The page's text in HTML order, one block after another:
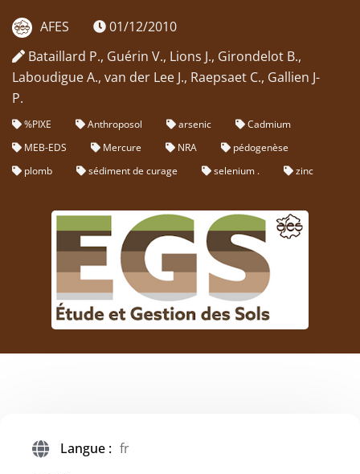
AFES
01/12/2010
Bataillard P., Guérin V., Lions J., Girondelot B.,
Laboudigue A., van der Lee J., Raepsaet C., Gallien J-
P.
%PIXE Anthroposol arsenic
Cadmium
MEB-EDS
Mercure NRA
pédogenèse
plomb
sédiment de curage selenium . zinc
Langue : fr